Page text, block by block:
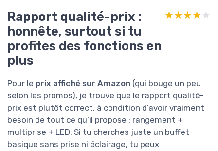
Rapport qualité-prix :
honnête, surtout si tu
profites des fonctions en
plus
★★★★★
★★★★★
Pour le prix affiché sur Amazon (qui bouge un peu
selon les promos), je trouve que le rapport qualité-
prix est plutôt correct, à condition d’avoir vraiment
besoin de tout ce qu’il propose : rangement +
multiprise + LED. Si tu cherches juste un buffet
basique sans prise ni éclairage, tu peux